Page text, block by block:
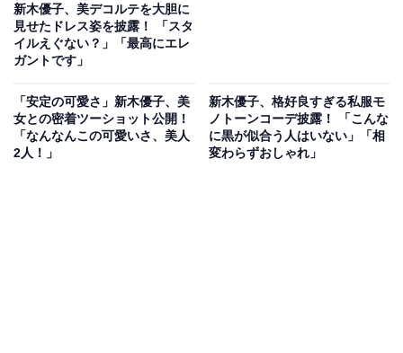
新木優子、美デコルテを大胆に
見せたドレス姿を披露！ 「スタ
イルえぐない？」「最高にエレ
ガントです」
「安定の可愛さ」新木優子、美
女との密着ツーショット公開！
「なんなんこの可愛いさ、美人
2人！」
新木優子、格好良すぎる私服モ
ノトーンコーデ披露！ 「こんな
に黒が似合う人はいない」「相
変わらずおしゃれ」